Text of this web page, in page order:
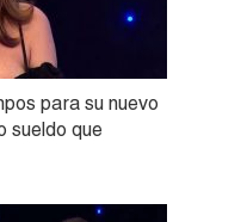
para su nuevo
sueldo que